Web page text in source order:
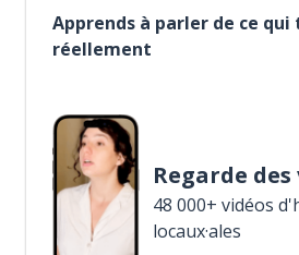
Apprends à parler de ce qui
réellement
Regarde des
48 000+ vidéos
locaux·ales